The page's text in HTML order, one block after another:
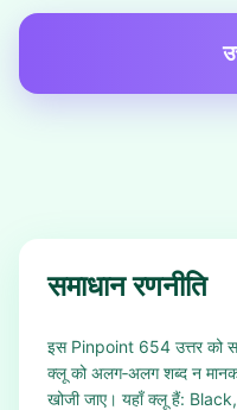
समाधान रणनीति
इस Pinpoint 654 उत्तर को
क्लू को अलग‑अलग शब्द न
खोजी जाए। यहाँ क्लू हैं: